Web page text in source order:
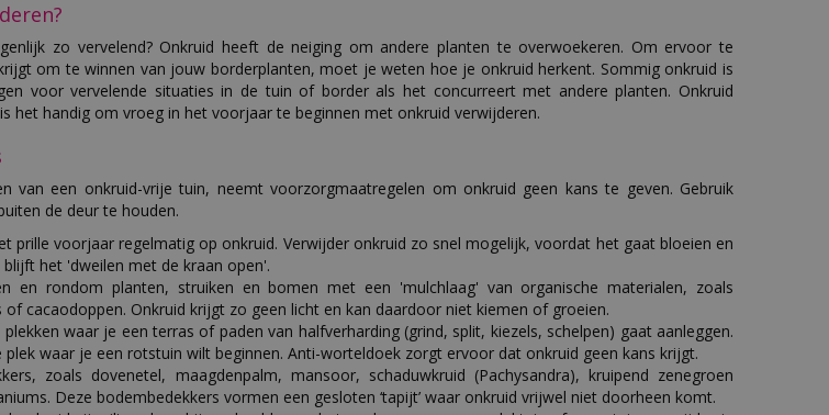
zo vervelend? Onkruid heeft de neiging om andere planten te overwoekeren. Om ervoor te
om te winnen van jouw borderplanten, moet je weten hoe je onkruid herkent. Sommig onkruid is
voor vervelende situaties in de tuin of border als het concurreert met andere planten. Onkruid
het handig om vroeg in het voorjaar te beginnen met onkruid verwijderen.
van een onkruid-vrije tuin, neemt voorzorgmaatregelen om onkruid geen kans te geven. Gebruik
de deur te houden.
prille voorjaar regelmatig op onkruid. Verwijder onkruid zo snel mogelijk, voordat het gaat bloeien en
het 'dweilen met de kraan open'.
en rondom planten, struiken en bomen met een 'mulchlaag' van organische materialen, zoals
cacaodoppen. Onkruid krijgt zo geen licht en kan daardoor niet kiemen of groeien.
waar je een terras of paden van halfverharding (grind, split, kiezels, schelpen) gaat aanleggen.
waar je een rotstuin wilt beginnen. Anti-worteldoek zorgt ervoor dat onkruid geen kans krijgt.
zoals dovenetel, maagdenpalm, mansoor, schaduwkruid (Pachysandra), kruipend zenegroen
Deze bodembedekkers vormen een gesloten ‘tapijt’ waar onkruid vrijwel niet doorheen komt.